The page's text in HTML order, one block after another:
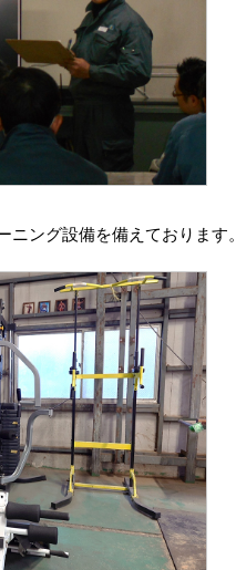
ング設備を備えております。